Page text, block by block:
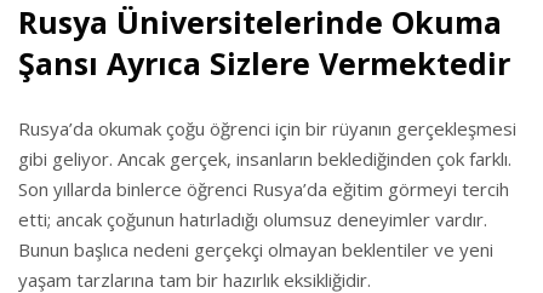
Rusya Üniversitelerinde Okuma
Şansı Ayrıca Sizlere Vermektedir
Rusya’da okumak çoğu öğrenci için bir rüyanın gerçekleşmesi
gibi geliyor. Ancak gerçek, insanların beklediğinden çok farklı.
Son yıllarda binlerce öğrenci Rusya’da eğitim görmeyi tercih
etti; ancak çoğunun hatırladığı olumsuz deneyimler vardır.
Bunun başlıca nedeni gerçekçi olmayan beklentiler ve yeni
yaşam tarzlarına tam bir hazırlık eksikliğidir.